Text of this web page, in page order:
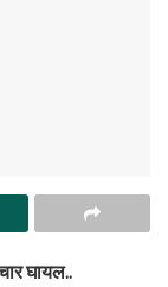
घायल..